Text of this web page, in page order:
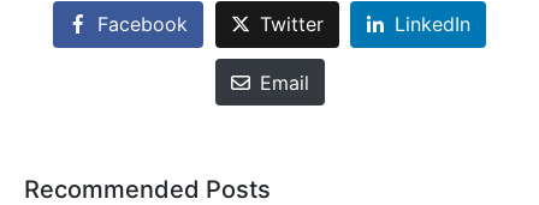
Facebook Twitter LinkedIn
Email
Recommended Posts